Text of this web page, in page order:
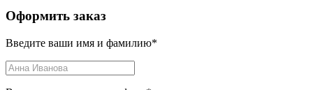
Оформить заказ
Введите ваши имя и фамилию*